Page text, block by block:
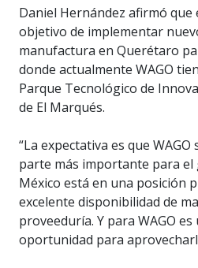
Daniel Hernández afirmó que
objetivo de implementar
manufactura en Querétaro
donde actualmente WAGO
Parque Tecnológico de
de El Marqués.
“La expectativa es que
parte más importante para el
México está en una posición
excelente disponibilidad de
proveeduría. Y para WAGO
oportunidad para